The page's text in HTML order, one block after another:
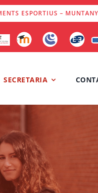
ESPORTIUS –
SECRETARIA